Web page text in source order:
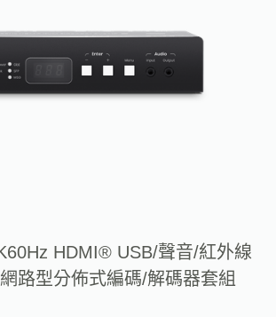
HDMI® USB/聲音/紅外線
路型分佈式編碼/解碼器套組